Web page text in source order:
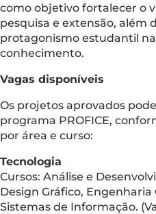
como objetivo fortalecer o
pesquisa e extensão, além
protagonismo estudantil
conhecimento.
Vagas disponíveis
Os projetos aprovados
programa PROFICE,
por área e curso:
Tecnologia
Cursos: Análise e
Design Gráfico, Engenharia
Sistemas de Informação.